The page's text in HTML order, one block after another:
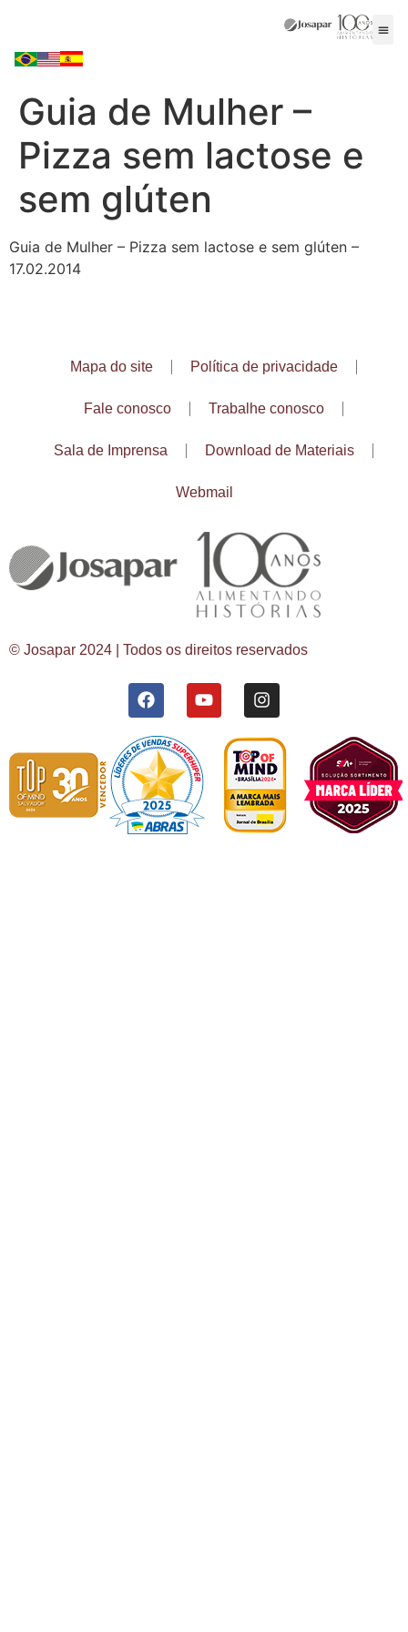
Guia de Mulher –
Pizza sem lactose e
sem glúten
Guia de Mulher – Pizza sem lactose e sem glúten –
17.02.2014
Mapa do site Política de privacidade
Fale conosco Trabalhe conosco
Sala de Imprensa Download de Materiais
Webmail
© Josapar 2024 | Todos os direitos reservados